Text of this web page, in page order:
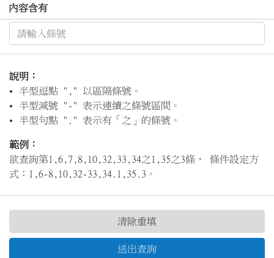
內容含有
說明：
半型逗點 "," 以區隔條號。
半型減號 "-" 表示連續之條號區間。
半型句點 "." 表示有「之」的條號。
範例：
欲查詢第1,6,7,8,10,32,33,34之1,35之3條， 條件設定方
式：1,6-8,10,32-33,34.1,35.3。
送出查詢
清除重填